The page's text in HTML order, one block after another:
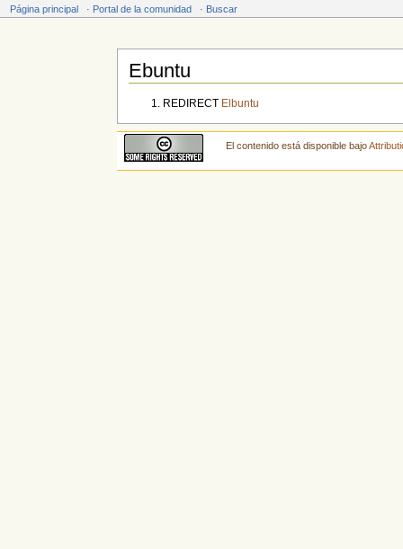
Página principal · Portal de la comunidad · Buscar
Ebuntu
REDIRECT Elbuntu
El contenido está disponible bajo